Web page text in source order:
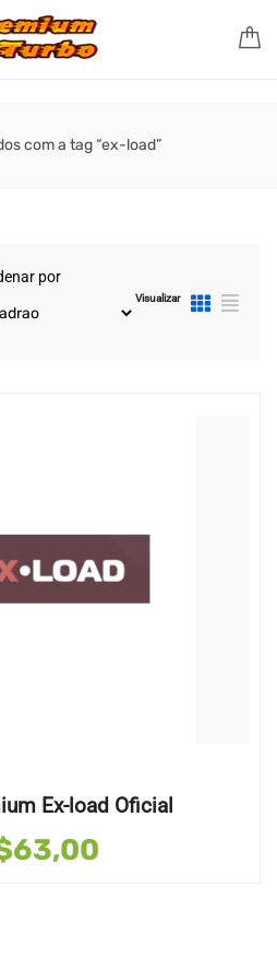
com a tag “ex-load”
por
Visualizar
Ex-load Oficial
63,00